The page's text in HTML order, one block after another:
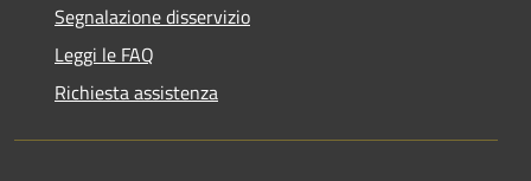
Segnalazione disservizio
Leggi le FAQ
Richiesta assistenza